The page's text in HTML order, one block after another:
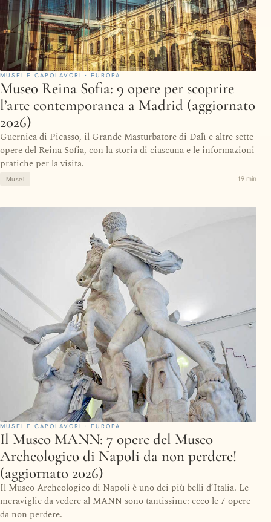
MUSEI E CAPOLAVORI · EUROPA
Museo Reina Sofia: 9 opere per scoprire
l’arte contemporanea a Madrid (aggiornato
2026)
Guernica di Picasso, il Grande Masturbatore di Dalì e altre sette
opere del Reina Sofia, con la storia di ciascuna e le informazioni
pratiche per la visita.
Musei 19 min
MUSEI E CAPOLAVORI · EUROPA
Il Museo MANN: 7 opere del Museo
Archeologico di Napoli da non perdere!
(aggiornato 2026)
Il Museo Archeologico di Napoli è uno dei più belli d’Italia. Le
meraviglie da vedere al MANN sono tantissime: ecco le 7 opere
da non perdere.